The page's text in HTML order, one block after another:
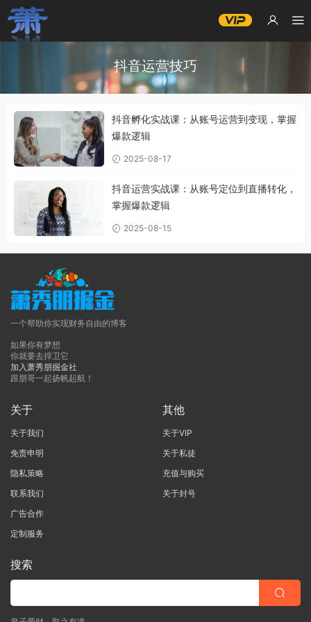
抖音运营技巧
抖音孵化实战课：从账号运营到变现，掌握
爆款逻辑
2025-08-17
抖音运营实战课：从账号定位到直播转化，
掌握爆款逻辑
2025-08-15
一个帮助你实现财务自由的博客
如果你有梦想
你就要去捍卫它
加入萧秀朋掘金社
跟朋哥一起扬帆起航！
关于
关于我们
免责申明
隐私策略
联系我们
广告合作
定制服务
其他
关于VIP
关于私徒
充值与购买
关于封号
搜索